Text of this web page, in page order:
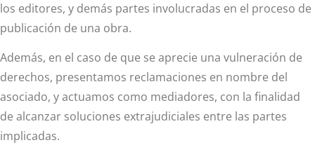
los editores, y demás partes involucradas en el proceso de
publicación de una obra.
Además, en el caso de que se aprecie una vulneración de
derechos, presentamos reclamaciones en nombre del
asociado, y actuamos como mediadores, con la finalidad
de alcanzar soluciones extrajudiciales entre las partes
implicadas.